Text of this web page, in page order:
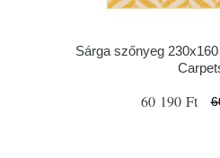
Sárga szőnyeg
60 190 Ft